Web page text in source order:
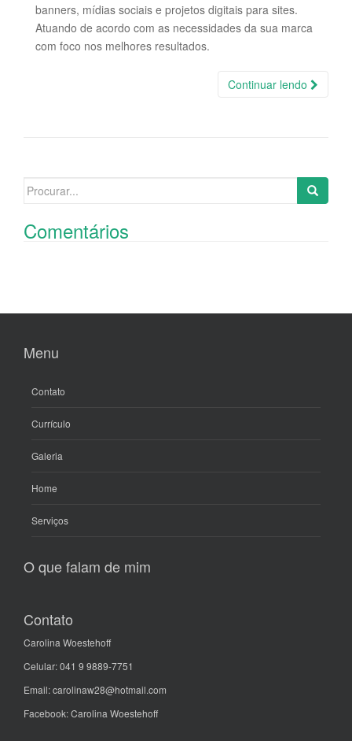
banners, mídias sociais e projetos digitais para sites.
Atuando de acordo com as necessidades da sua marca
com foco nos melhores resultados.
Continuar lendo
Search
Comentários
Menu
Contato
Currículo
Galeria
Home
Serviços
O que falam de mim
Contato
Carolina Woestehoff
Celular: 041 9 9889-7751
Email: carolinaw28@hotmail.com
Facebook: Carolina Woestehoff